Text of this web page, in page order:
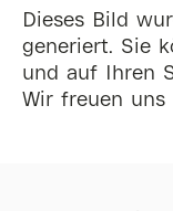
Dieses Bild
generiert. Sie
und auf Ihren
Wir freuen uns